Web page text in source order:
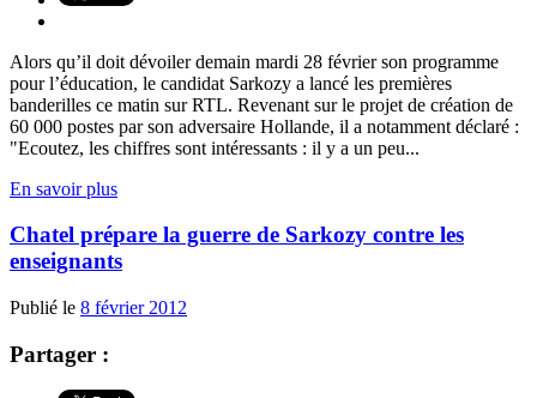
Alors qu’il doit dévoiler demain mardi 28 février son programme
pour l’éducation, le candidat Sarkozy a lancé les premières
banderilles ce matin sur RTL. Revenant sur le projet de création de
60 000 postes par son adversaire Hollande, il a notamment déclaré :
"Ecoutez, les chiffres sont intéressants : il y a un peu...
En savoir plus
Chatel prépare la guerre de Sarkozy contre les
enseignants
Publié le 8 février 2012
Partager :